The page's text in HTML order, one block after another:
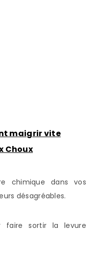
maigrir vite
Choux
chimique dans vos
désagréables.
faire sortir la levure